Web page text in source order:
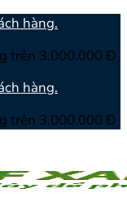
hàng.
trên 3.000.000 Đ
hàng.
trên 3.000.000 Đ